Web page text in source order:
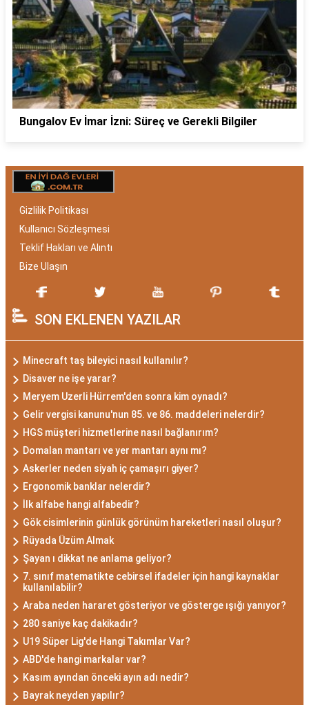
Bungalov Ev İmar İzni: Süreç ve Gerekli Bilgiler
Gizlilik Politikası
Kullanıcı Sözleşmesi
Teklif Hakları ve Alıntı
Bize Ulaşın
SON EKLENEN YAZILAR
Minecraft taş bileyici nasıl kullanılır?
Disaver ne işe yarar?
Meryem Uzerli Hürrem'den sonra kim oynadı?
Gelir vergisi kanunu'nun 85. ve 86. maddeleri nelerdir?
HGS müşteri hizmetlerine nasıl bağlanırım?
Domalan mantarı ve yer mantarı aynı mı?
Askerler neden siyah iç çamaşırı giyer?
Ergonomik banklar nelerdir?
İlk alfabe hangi alfabedir?
Gök cisimlerinin günlük görünüm hareketleri nasıl oluşur?
Rüyada Üzüm Almak
Şayan ı dikkat ne anlama geliyor?
7. sınıf matematikte cebirsel ifadeler için hangi kaynaklar
kullanılabilir?
Araba neden hararet gösteriyor ve gösterge ışığı yanıyor?
280 saniye kaç dakikadır?
U19 Süper Lig'de Hangi Takımlar Var?
ABD'de hangi markalar var?
Kasım ayından önceki ayın adı nedir?
Bayrak neyden yapılır?